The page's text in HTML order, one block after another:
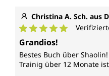
Christina A. Sch. aus
Durchschnittliche
Grandios!
Bestes Buch über
Trainig über 12 Monate